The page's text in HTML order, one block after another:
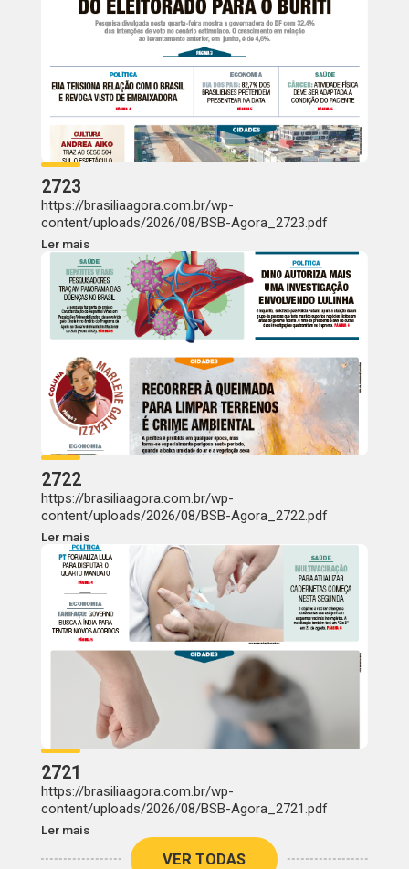
2723
https://brasiliaagora.com.br/wp-
content/uploads/2026/08/BSB-Agora_2723.pdf
Ler mais
2722
https://brasiliaagora.com.br/wp-
content/uploads/2026/08/BSB-Agora_2722.pdf
Ler mais
2721
https://brasiliaagora.com.br/wp-
content/uploads/2026/08/BSB-Agora_2721.pdf
Ler mais
VER TODAS